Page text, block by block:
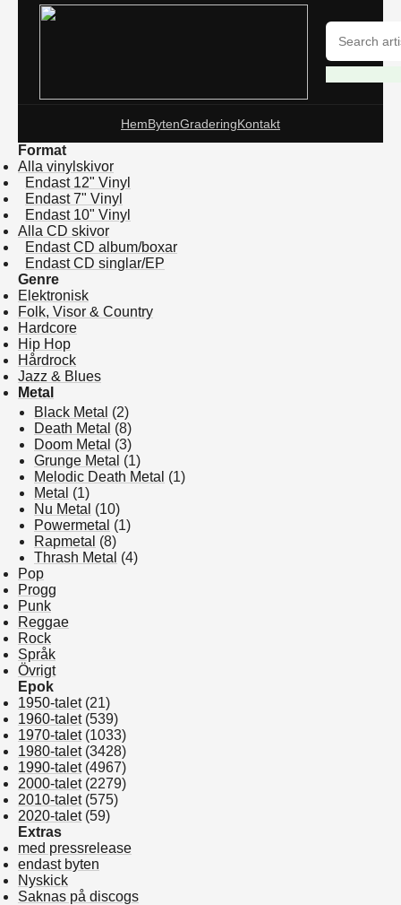
HemBytenGraderingKontakt
Format
Alla vinylskivor
Endast 12" Vinyl
Endast 7" Vinyl
Endast 10" Vinyl
Alla CD skivor
Endast CD album/boxar
Endast CD singlar/EP
Genre
Elektronisk
Folk, Visor & Country
Hardcore
Hip Hop
Hårdrock
Jazz & Blues
Metal
Black Metal (2)
Death Metal (8)
Doom Metal (3)
Grunge Metal (1)
Melodic Death Metal (1)
Metal (1)
Nu Metal (10)
Powermetal (1)
Rapmetal (8)
Thrash Metal (4)
Pop
Progg
Punk
Reggae
Rock
Språk
Övrigt
Epok
1950-talet(21)
1960-talet(539)
1970-talet(1033)
1980-talet(3428)
1990-talet(4967)
2000-talet(2279)
2010-talet(575)
2020-talet(59)
Extras
med pressrelease
endast byten
Nyskick
Saknas på discogs